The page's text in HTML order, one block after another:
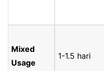
Mixed
Usage
1-1.5 hari